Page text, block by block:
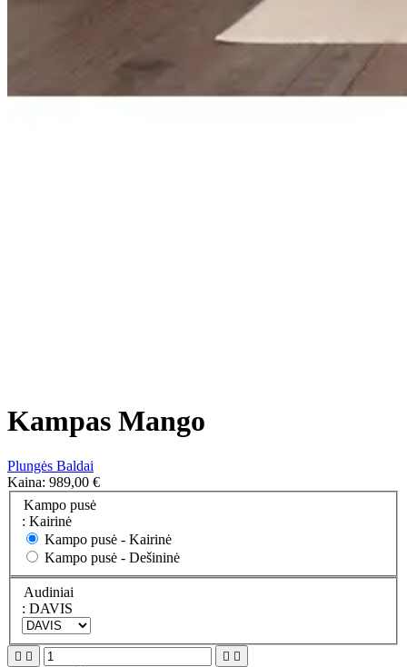
Kampas Mango
Plungės Baldai
Kaina: 989,00 €
Kampo pusė
: Kairinė
Kampo pusė - Kairinė
Kampo pusė - Dešininė
Audiniai
: DAVIS
   